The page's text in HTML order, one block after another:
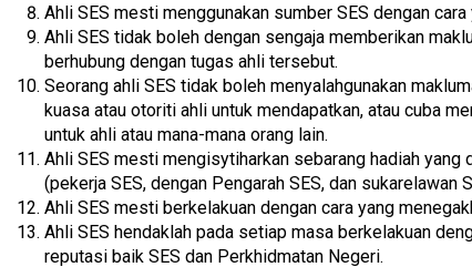
Ahli SES mesti menggunakan sumber SES dengan cara
Ahli SES tidak boleh dengan sengaja memberikan
berhubung dengan tugas ahli tersebut.
Seorang ahli SES tidak boleh menyalahgunakan
kuasa atau otoriti ahli untuk mendapatkan, atau cuba
untuk ahli atau mana-mana orang lain.
Ahli SES mesti mengisytiharkan sebarang hadiah yang
(pekerja SES, dengan Pengarah SES, dan sukarelawan
Ahli SES mesti berkelakuan dengan cara yang
Ahli SES hendaklah pada setiap masa berkelakuan
reputasi baik SES dan Perkhidmatan Negeri.